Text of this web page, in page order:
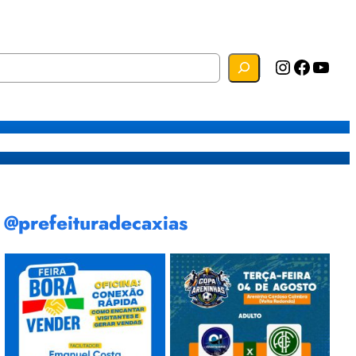
Instagram Facebook YouTube
@prefeituradecaxias